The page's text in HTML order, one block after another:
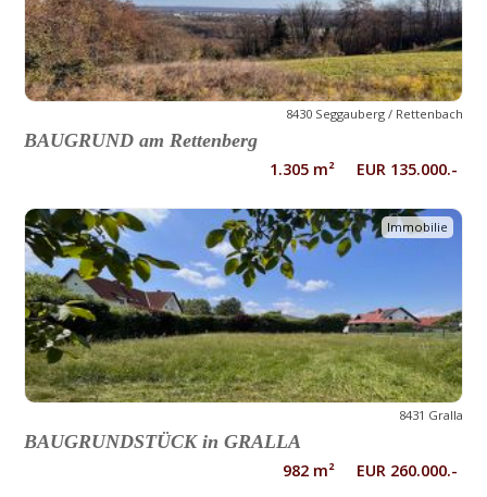
8430 Seggauberg / Rettenbach
BAUGRUND am Rettenberg
1.305 m² EUR 135.000.-
Immobilie
8431 Gralla
BAUGRUNDSTÜCK in GRALLA
982 m² EUR 260.000.-